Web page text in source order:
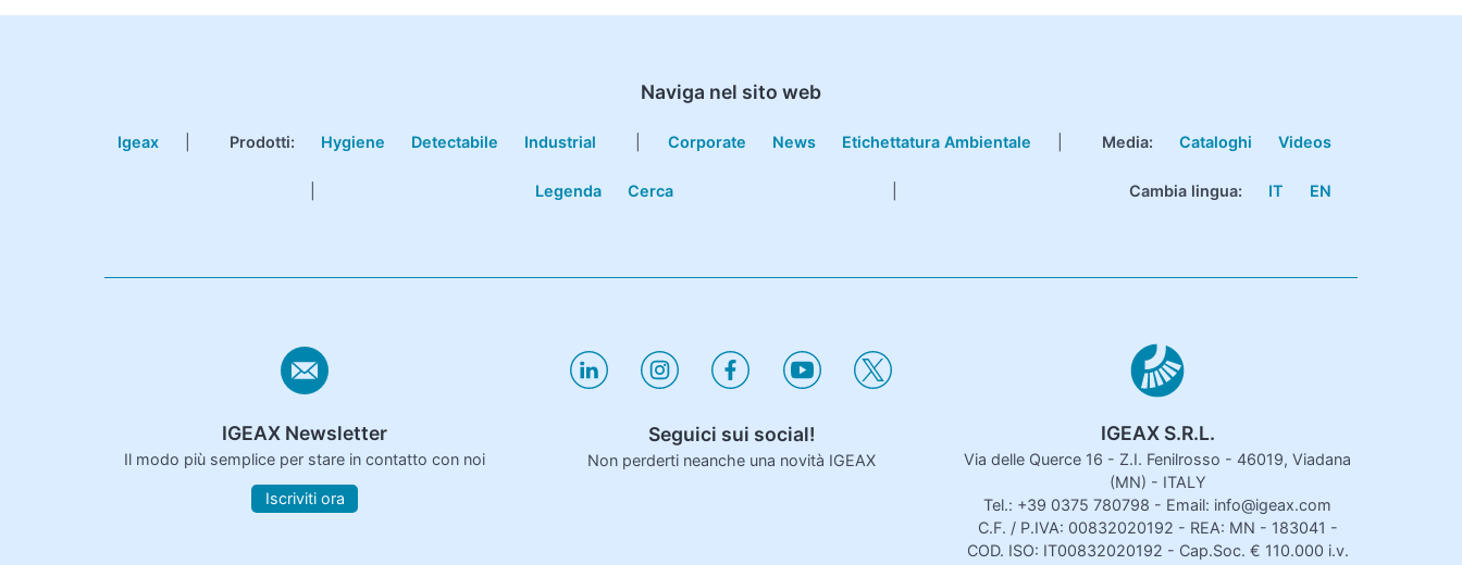
Naviga nel sito web
Igeax Prodotti: Hygiene Detectabile Industrial Corporate News Etichettatura Ambientale Media: Cataloghi Videos
Legenda Cerca Cambia lingua: IT EN
IGEAX Newsletter
Il modo più semplice per stare in contatto con noi
Iscriviti ora
Seguici sui social!
Non perderti neanche una novità IGEAX
IGEAX S.R.L.
Via delle Querce 16 - Z.I. Fenilrosso - 46019, Viadana
(MN) - ITALY
Tel.: +39 0375 780798 - Email: info@igeax.com
C.F. / P.IVA: 00832020192 - REA: MN - 183041 -
COD. ISO: IT00832020192 - Cap.Soc. € 110.000 i.v.